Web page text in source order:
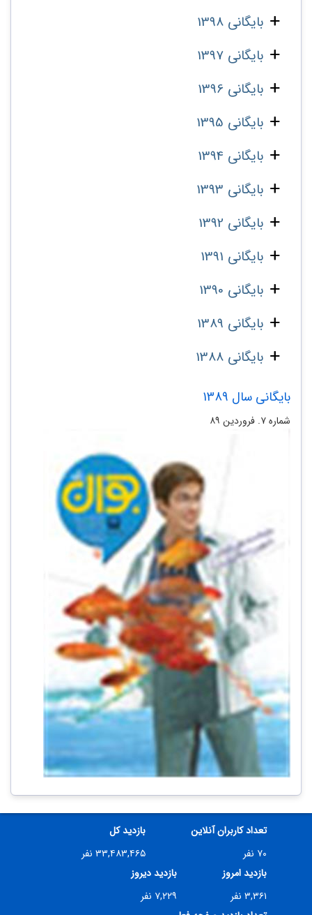
بایگانی 1398
بایگانی 1397
بایگانی 1396
بایگانی 1395
بایگانی 1394
بایگانی 1393
بایگانی 1392
بایگانی 1391
بایگانی 1390
بایگانی 1389
بایگانی 1388
بایگانی سال 1389
شماره‌ ۷. فروردین ۸۹
تعداد کاربران آنلاین
۷۰ نفر
بازدید کل
۳۳,۴۸۳,۴۶۵ نفر
بازدید امروز
۳,۳۶۱ نفر
بازدید دیروز
۷,۲۲۹ نفر